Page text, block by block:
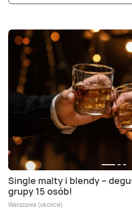
Single malty i blendy –
grupy 15 osób!
Warszawa (okolice)